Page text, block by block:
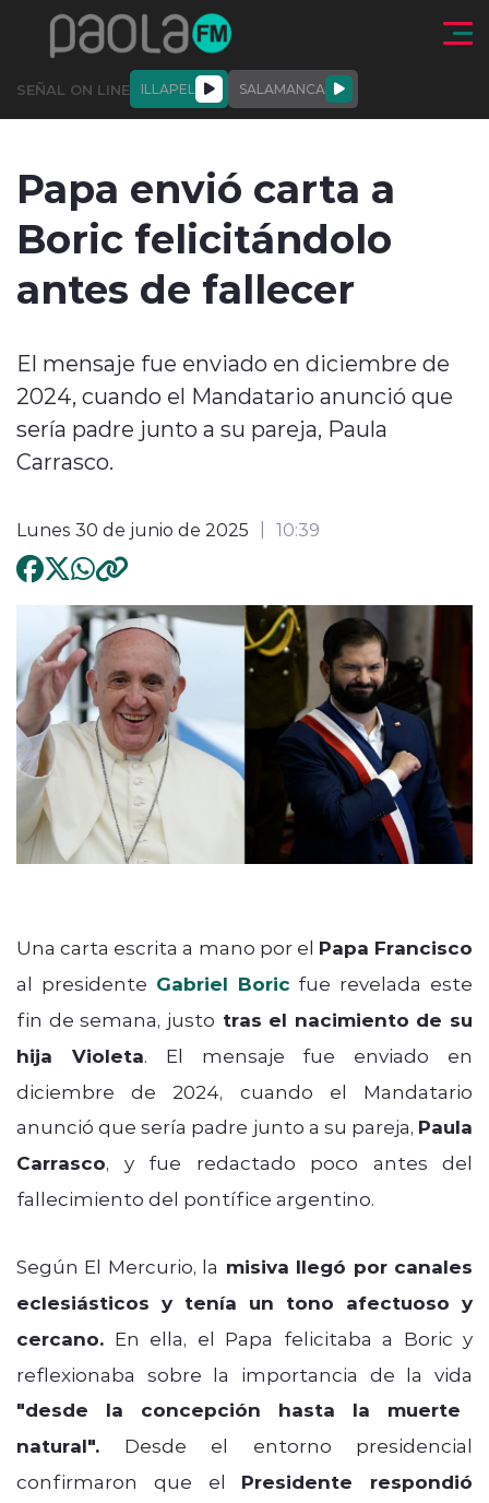
Click acá para ir directamente al contenido
SEÑAL ON LINE ILLAPEL SALAMANCA
DEPORTES
Papa envió carta a
Boric felicitándolo
antes de fallecer
El mensaje fue enviado en diciembre de
2024, cuando el Mandatario anunció que
sería padre junto a su pareja, Paula
Carrasco.
Lunes 30 de junio de 2025 10:39
Una carta escrita a mano por el Papa Francisco
al presidente Gabriel Boric fue revelada este
fin de semana, justo tras el nacimiento de su
hija Violeta. El mensaje fue enviado en
diciembre de 2024, cuando el Mandatario
anunció que sería padre junto a su pareja, Paula
Carrasco, y fue redactado poco antes del
fallecimiento del pontífice argentino.
Según El Mercurio, la misiva llegó por canales
eclesiásticos y tenía un tono afectuoso y
cercano. En ella, el Papa felicitaba a Boric y
reflexionaba sobre la importancia de la vida
"desde la concepción hasta la muerte
natural". Desde el entorno presidencial
confirmaron que el Presidente respondió